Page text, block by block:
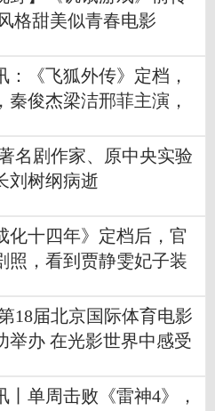
格甜美似青春电影
：《飞狐外传》定档，
秦俊杰梁洁邢菲主演，
名剧作家、原中央实验
刘树纲病逝
化十四年》定档后，官
照，看到贾静雯妃子装
18届北京国际体育电影
举办 在光影世界中感受
丨单周击败《雷神4》，